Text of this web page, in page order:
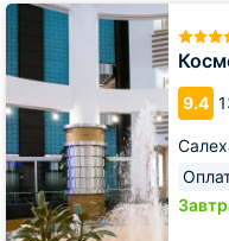
9.4
Космос
Салехард
Юрибей
Отель